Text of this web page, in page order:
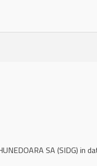
SA (SIDG) in